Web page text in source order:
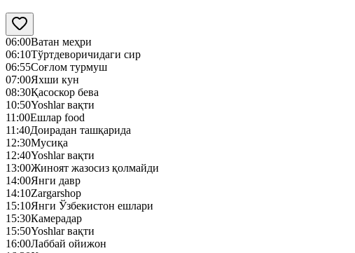
06:00Ватан меҳри
06:10Тўртдеворичидаги сир
06:55Соғлом турмуш
07:00Яхши кун
08:30Қасоскор бева
10:50Yoshlar вақти
11:00Ешлар food
11:40Доирадан ташқарида
12:30Mусиқа
12:40Yoshlar вақти
13:00Жиноят жазосиз қолмайди
14:00Янги давр
14:10Zargarshop
15:10Янги Ўзбекистон ешлари
15:30Камерадар
15:50Yoshlar вақти
16:00Лаббай ойижон